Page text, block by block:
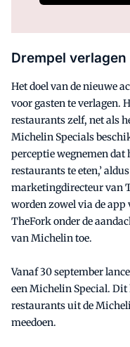
Drempel verlagen
Het doel van de nieuwe
voor gasten te verlagen.
restaurants zelf, net als
Michelin Specials
perceptie wegnemen dat
restaurants te eten,’
marketingdirecteur van
worden zowel via de
TheFork onder de
van Michelin toe.
Vanaf 30 september
een Michelin Special. Dit
restaurants uit de
meedoen.